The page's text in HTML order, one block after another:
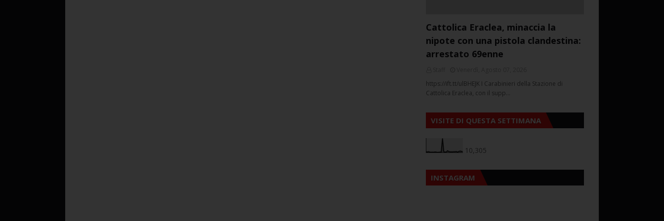
Cattolica Eraclea, minaccia la
nipote con una pistola clandestina:
arrestato 69enne
https://ift.tt/ulBHEJK I Carabinieri della Stazione di
Cattolica Eraclea, con il supp…
VISITE DI QUESTA SETTIMANA
10,305
INSTAGRAM